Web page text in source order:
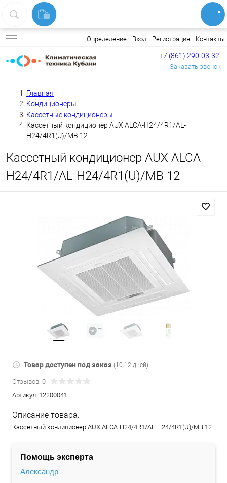
Определение Вход Регистрация Контакты
+7 (861) 290-03-32
Заказать звонок
Главная
Кондиционеры
Кассетные кондиционеры
Кассетный кондиционер AUX ALCA-H24/4R1/AL-
H24/4R1(U)/MB 12
Кассетный кондиционер AUX ALCA-
H24/4R1/AL-H24/4R1(U)/MB 12
Товар доступен под заказ (10-12 дней)
Отзывов: 0
Артикул: 12200041
Описание товара:
Кассетный кондиционер AUX ALCA-H24/4R1/AL-H24/4R1(U)/MB 12
Помощь эксперта
Александр